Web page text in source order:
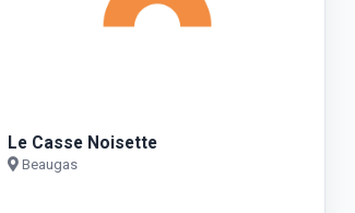
Le Casse Noisette
Beaugas